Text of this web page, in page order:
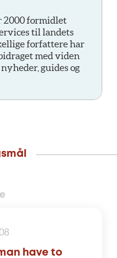
2000 formidlet
til landets
forfattere har
med viden
guides og
have to